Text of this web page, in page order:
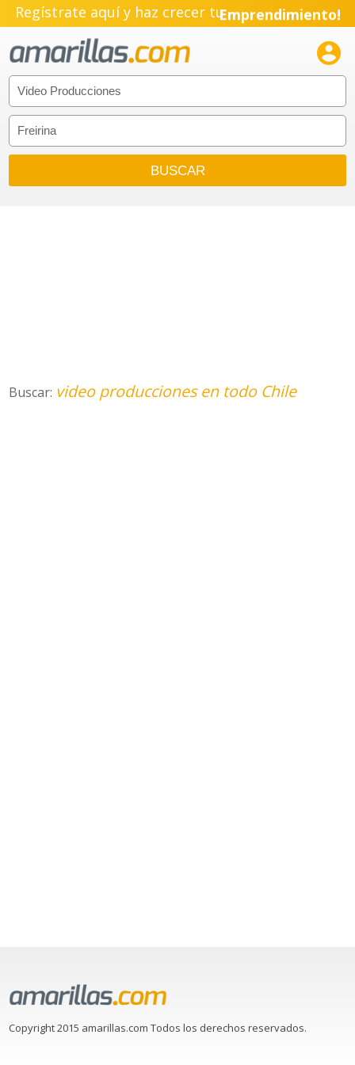
Regístrate aquí y haz crecer tuEmprendimiento!

Buscar: video producciones en todo Chile
Copyright 2015 amarillas.com Todos los derechos reservados.